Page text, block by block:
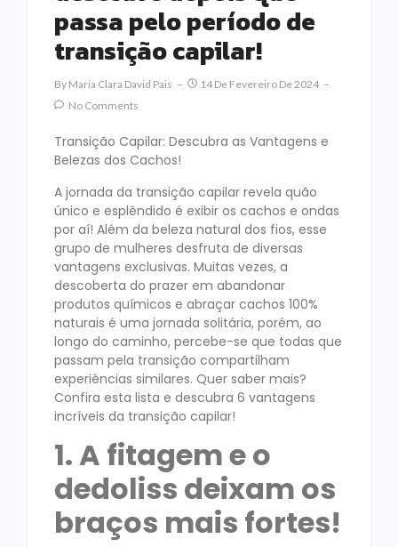
passa pelo período de
transição capilar!
By Maria Clara David Pais
14 De Fevereiro De 2024
No Comments
Transição Capilar: Descubra as Vantagens e
Belezas dos Cachos!
A jornada da transição capilar revela quão
único e esplêndido é exibir os cachos e ondas
por aí! Além da beleza natural dos fios, esse
grupo de mulheres desfruta de diversas
vantagens exclusivas. Muitas vezes, a
descoberta do prazer em abandonar
produtos químicos e abraçar cachos 100%
naturais é uma jornada solitária, porém, ao
longo do caminho, percebe-se que todas que
passam pela transição compartilham
experiências similares. Quer saber mais?
Confira esta lista e descubra 6 vantagens
incríveis da transição capilar!
1. A fitagem e o
dedoliss deixam os
braços mais fortes!